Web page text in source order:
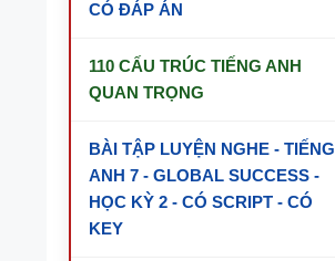
CÓ ĐÁP ÁN
110 CẤU TRÚC TIẾNG ANH
QUAN TRỌNG
BÀI TẬP LUYỆN NGHE - TIẾNG
ANH 7 - GLOBAL SUCCESS -
HỌC KỲ 2 - CÓ SCRIPT - CÓ
KEY